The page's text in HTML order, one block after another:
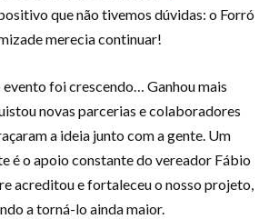
que não tivemos dúvidas: o Forró
merecia continuar!
evento foi crescendo… Ganhou mais
novas parcerias e colaboradores
a ideia junto com a gente. Um
é o apoio constante do vereador Fábio
acreditou e fortaleceu o nosso projeto,
a torná-lo ainda maior.